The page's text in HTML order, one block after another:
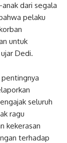
dari segala
pelaku
untuk
Dedi.
seluruh
ragu
kekerasan
terhadap